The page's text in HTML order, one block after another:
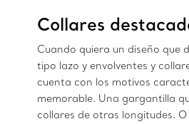
Collares
Cuando quiera un diseño que
tipo lazo y envolventes y
cuenta con los motivos
memorable. Una gargantilla
collares de otras longitudes.